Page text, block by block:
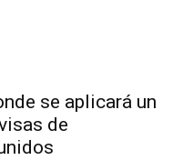
se aplicará un
de